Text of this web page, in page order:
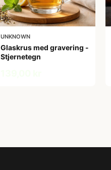
UNKNOWN
Glaskrus med gravering -
Stjernetegn